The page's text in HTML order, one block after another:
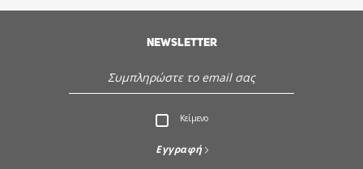
Εξυπηρέτηση - Υποστήριξη πελατών
Ανακαλύψτε την Sencor
NEWSLETTER
Κείμενο
Εγγραφή